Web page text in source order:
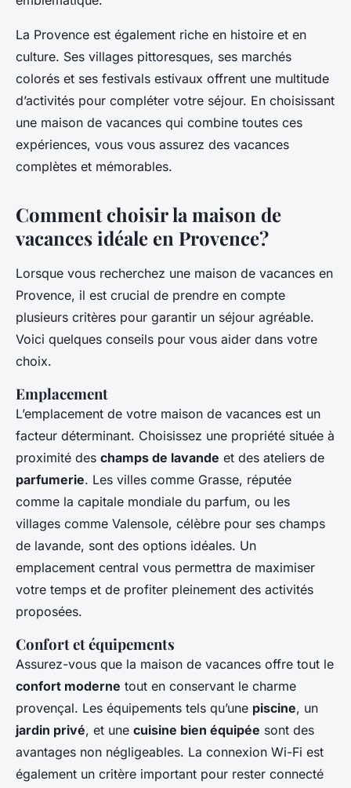
La Provence est également riche en histoire et en
culture. Ses villages pittoresques, ses marchés
colorés et ses festivals estivaux offrent une multitude
d’activités pour compléter votre séjour. En choisissant
une maison de vacances qui combine toutes ces
expériences, vous vous assurez des vacances
complètes et mémorables.
Comment choisir la maison de
vacances idéale en Provence?
Lorsque vous recherchez une maison de vacances en
Provence, il est crucial de prendre en compte
plusieurs critères pour garantir un séjour agréable.
Voici quelques conseils pour vous aider dans votre
choix.
Emplacement
L’emplacement de votre maison de vacances est un
facteur déterminant. Choisissez une propriété située à
proximité des champs de lavande et des ateliers de
parfumerie. Les villes comme Grasse, réputée
comme la capitale mondiale du parfum, ou les
villages comme Valensole, célèbre pour ses champs
de lavande, sont des options idéales. Un
emplacement central vous permettra de maximiser
votre temps et de profiter pleinement des activités
proposées.
Confort et équipements
Assurez-vous que la maison de vacances offre tout le
confort moderne tout en conservant le charme
provençal. Les équipements tels qu’une piscine, un
jardin privé, et une cuisine bien équipée sont des
avantages non négligeables. La connexion Wi-Fi est
également un critère important pour rester connecté